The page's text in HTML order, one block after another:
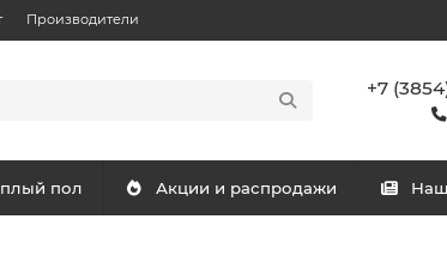
Производители
+7
пол Акции и распродажи